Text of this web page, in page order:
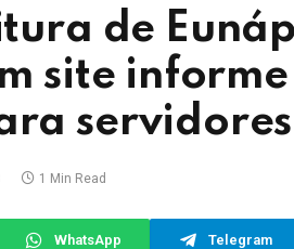
de
site
1 Min Read
WhatsApp Telegram